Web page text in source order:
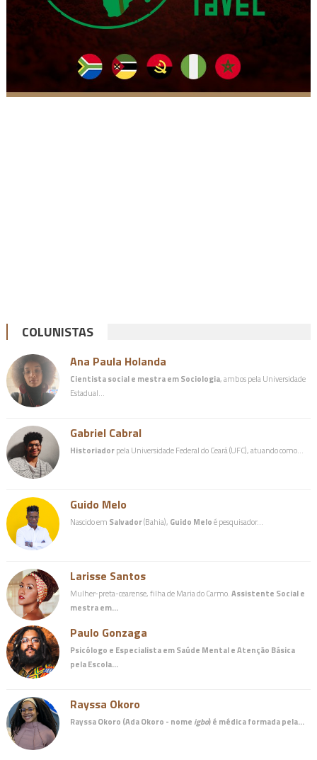
COLUNISTAS
Ana Paula Holanda
Cientista social e mestra em Sociologia, ambos pela Universidade
Estadual…
Gabriel Cabral
Historiadorpela Universidade Federal do Ceará (UFC), atuando como…
Guido Melo
Nascido em Salvador(Bahia), Guido Meloé pesquisador…
Larisse Santos
Mulher-preta-cearense, filha de Maria do Carmo.Assistente Social e
mestra em…
Paulo Gonzaga
Psicólogo e Especialista em Saúde Mental e Atenção Básica
pela Escola…
Rayssa Okoro
Rayssa Okoro (Ada Okoro - nome igbo) é médicaformada pela…